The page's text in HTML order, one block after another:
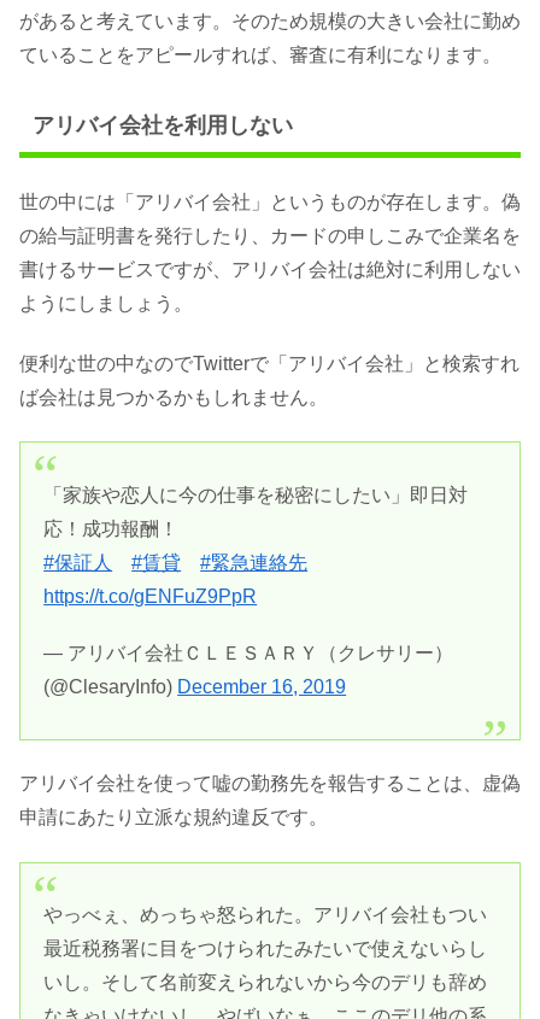
があると考えています。そのため規模の大きい会社に勤め
ていることをアピールすれば、審査に有利になります。
アリバイ会社を利用しない
世の中には「アリバイ会社」というものが存在します。偽
の給与証明書を発行したり、カードの申しこみで企業名を
書けるサービスですが、アリバイ会社は絶対に利用しない
ようにしましょう。
便利な世の中なのでTwitterで「アリバイ会社」と検索すれ
ば会社は見つかるかもしれません。
「家族や恋人に今の仕事を秘密にしたい」即日対
応！成功報酬！
#保証人
#賃貸
#緊急連絡先
https://t.co/gENFuZ9PpR
— アリバイ会社ＣＬＥＳＡＲＹ（クレサリー）
(@ClesaryInfo) December 16, 2019
アリバイ会社を使って嘘の勤務先を報告することは、虚偽
申請にあたり立派な規約違反です。
やっべぇ、めっちゃ怒られた。アリバイ会社もつい
最近税務署に目をつけられたみたいで使えないらし
いし。そして名前変えられないから今のデリも辞め